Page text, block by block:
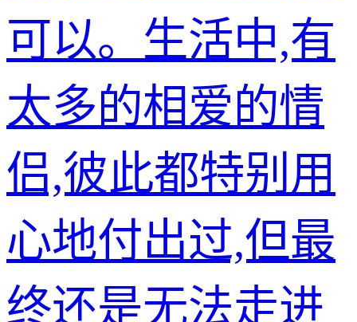
可以。生活中,有
太多的相爱的情
侣,彼此都特别用
心地付出过,但最
终还是无法走进